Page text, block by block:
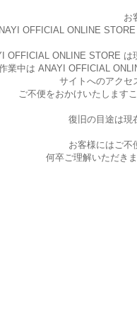
お
OFFICIAL ONLINE STORE
OFFICIAL ONLINE STORE は
業中は ANAYI OFFICIAL
サイトへのアクセ
ご不便をおかけいたしますこ
復旧の目途は現
お客様にはご不
何卒ご理解いただき